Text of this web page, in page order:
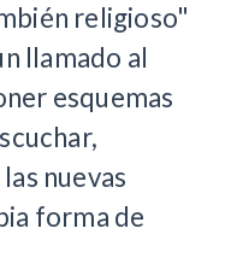
religioso"
llamado al
esquemas
nuevas
forma de